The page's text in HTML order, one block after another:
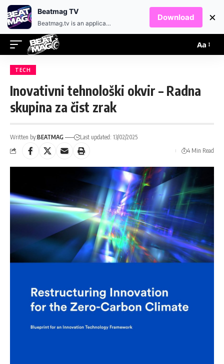
Aa
TECH
Inovativni tehnološki okvir – Radna
skupina za čist zrak
Written by:BEATMAG
Last updated: 13/02/2025
4 Min Read
Beatmag TV
Beatmag.tv is an application designed for fans of electronic music.
Download ×